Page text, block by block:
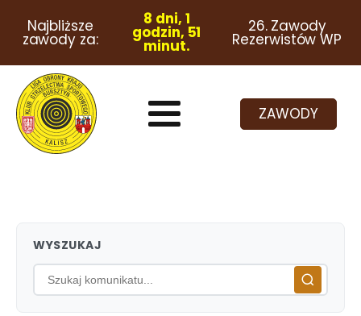
Najbliższe
zawody za:
8 dni, 1
godzin, 51
minut.
26. Zawody
Rezerwistów WP
ZAWODY
WYSZUKAJ